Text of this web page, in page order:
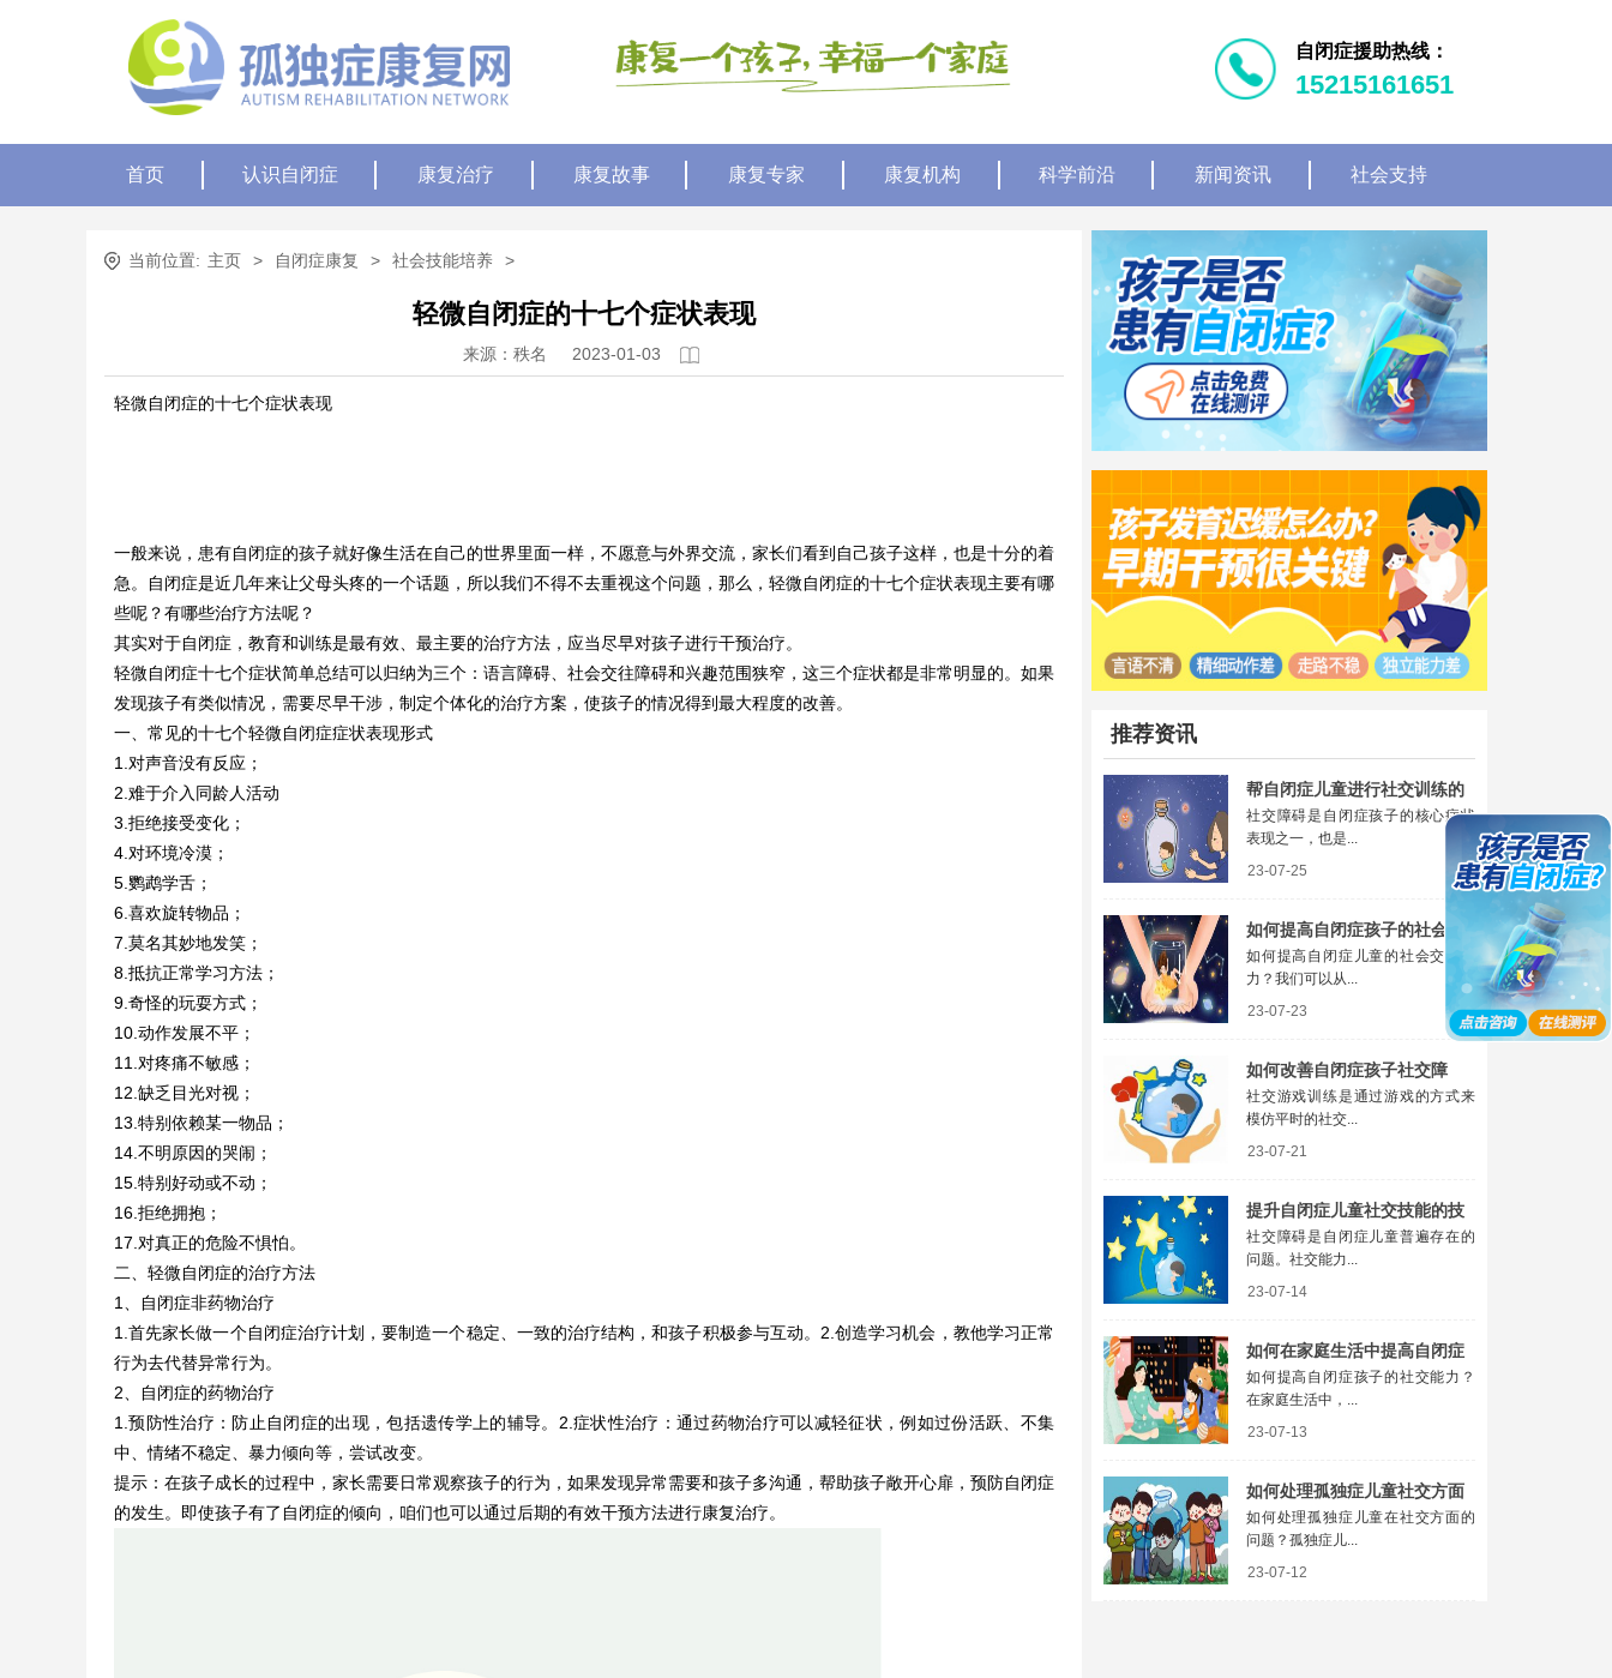
自闭症援助热线：
15215161651
首页 认识自闭症 康复治疗 康复故事 康复专家 康复机构 科学前沿 新闻资讯 社会支持
当前位置: 主页 > 自闭症康复 > 社会技能培养 >
轻微自闭症的十七个症状表现
来源：秩名 2023-01-03
轻微自闭症的十七个症状表现
一般来说，患有自闭症的孩子就好像生活在自己的世界里面一样，不愿意与外界交流，家长们看到自己孩子这样，也是十分的着
急。自闭症是近几年来让父母头疼的一个话题，所以我们不得不去重视这个问题，那么，轻微自闭症的十七个症状表现主要有哪
些呢？有哪些治疗方法呢？
其实对于自闭症，教育和训练是最有效、最主要的治疗方法，应当尽早对孩子进行干预治疗。
轻微自闭症十七个症状简单总结可以归纳为三个：语言障碍、社会交往障碍和兴趣范围狭窄，这三个症状都是非常明显的。如果
发现孩子有类似情况，需要尽早干涉，制定个体化的治疗方案，使孩子的情况得到最大程度的改善。
一、常见的十七个轻微自闭症症状表现形式
1.对声音没有反应；
2.难于介入同龄人活动
3.拒绝接受变化；
4.对环境冷漠；
5.鹦鹉学舌；
6.喜欢旋转物品；
7.莫名其妙地发笑；
8.抵抗正常学习方法；
9.奇怪的玩耍方式；
10.动作发展不平；
11.对疼痛不敏感；
12.缺乏目光对视；
13.特别依赖某一物品；
14.不明原因的哭闹；
15.特别好动或不动；
16.拒绝拥抱；
17.对真正的危险不惧怕。
二、轻微自闭症的治疗方法
1、自闭症非药物治疗
1.首先家长做一个自闭症治疗计划，要制造一个稳定、一致的治疗结构，和孩子积极参与互动。2.创造学习机会，教他学习正常
行为去代替异常行为。
2、自闭症的药物治疗
1.预防性治疗：防止自闭症的出现，包括遗传学上的辅导。2.症状性治疗：通过药物治疗可以减轻征状，例如过份活跃、不集
中、情绪不稳定、暴力倾向等，尝试改变。
提示：在孩子成长的过程中，家长需要日常观察孩子的行为，如果发现异常需要和孩子多沟通，帮助孩子敞开心扉，预防自闭症
的发生。即使孩子有了自闭症的倾向，咱们也可以通过后期的有效干预方法进行康复治疗。
推荐资讯
帮自闭症儿童进行社交训练的
原则有哪些
社交障碍是自闭症孩子的核心症状
表现之一，也是...
23-07-25
如何提高自闭症孩子的社会交
往能力
如何提高自闭症儿童的社会交往能
力？我们可以从...
23-07-23
如何改善自闭症孩子社交障
碍？3类社交游戏值得推荐
社交游戏训练是通过游戏的方式来
模仿平时的社交...
23-07-21
提升自闭症儿童社交技能的技
巧
社交障碍是自闭症儿童普遍存在的
问题。社交能力...
23-07-14
如何在家庭生活中提高自闭症
孩子的社交能力
如何提高自闭症孩子的社交能力？
在家庭生活中，...
23-07-13
如何处理孤独症儿童社交方面
的问题
如何处理孤独症儿童在社交方面的
问题？孤独症儿...
23-07-12